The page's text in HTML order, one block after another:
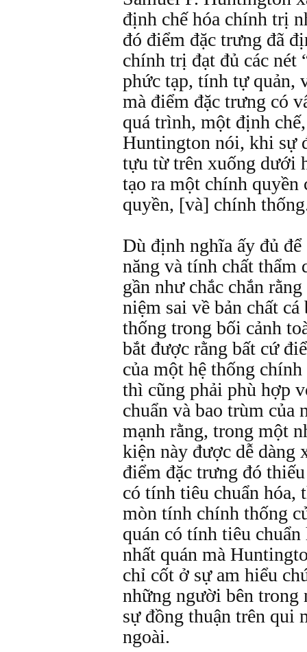
định chế hóa chính trị
đó điểm đặc trưng đã
chính trị đạt đủ các nét
phức tạp, tính tự quản,
mà điểm đặc trưng có
quá trình, một định
Huntington nói, khi sự
tựu từ trên xuống dưới
tạo ra một chính quyền
quyền, [và] chính
Dù định nghĩa ấy đủ
năng và tính chất thẩm
gần như chắc chắn
niệm sai về bản chất
thống trong bối cảnh
bắt được rằng bất cứ
của một hệ thống
thì cũng phải phù hợp
chuẩn và bao trùm của
mạnh rằng, trong một
kiện này được dễ dàng
điểm đặc trưng đó
có tính tiêu chuẩn hóa,
mòn tính chính thống
quán có tính tiêu
nhất quán mà
chỉ cốt ở sự am hiểu
những người bên trong
sự đồng thuận trên qui
ngoài.